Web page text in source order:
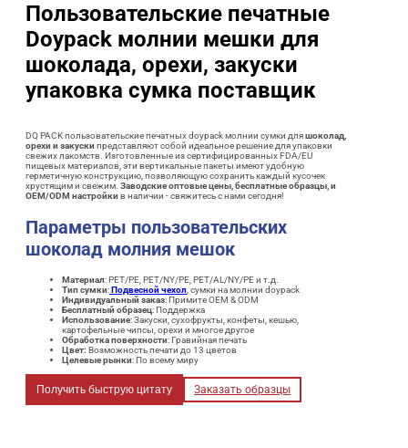
Пользовательские печатные
Doypack молнии мешки для
шоколада, орехи, закуски
упаковка сумка поставщик
DQ PACK пользовательские печатных doypack молнии сумки дляшоколад,
орехи и закуски представляют собой идеальное решение для упаковки
свежих лакомств. Изготовленные из сертифицированных FDA/EU
пищевых материалов, эти вертикальные пакеты имеют удобную
герметичную конструкцию, позволяющую сохранить каждый кусочек
хрустящим и свежим. Заводские оптовые цены, бесплатные образцы, и
OEM/ODM настройки в наличии - свяжитесь с нами сегодня!
Параметры пользовательских
шоколад молния мешок
Материал: PET/PE, PET/NY/PE, PET/AL/NY/PE и т.д.
Тип сумки:Подвесной чехол , сумки на молнии doypack
Индивидуальный заказ: Примите OEM & ODM
Бесплатный образец: Поддержка
Использование: Закуски, сухофрукты, конфеты, кешью,
картофельные чипсы, орехи и многое другое
Обработка поверхности: Гравийная печать
Цвет: Возможность печати до 13 цветов
Целевые рынки: По всему миру
Получить быструю цитату Заказать образцы